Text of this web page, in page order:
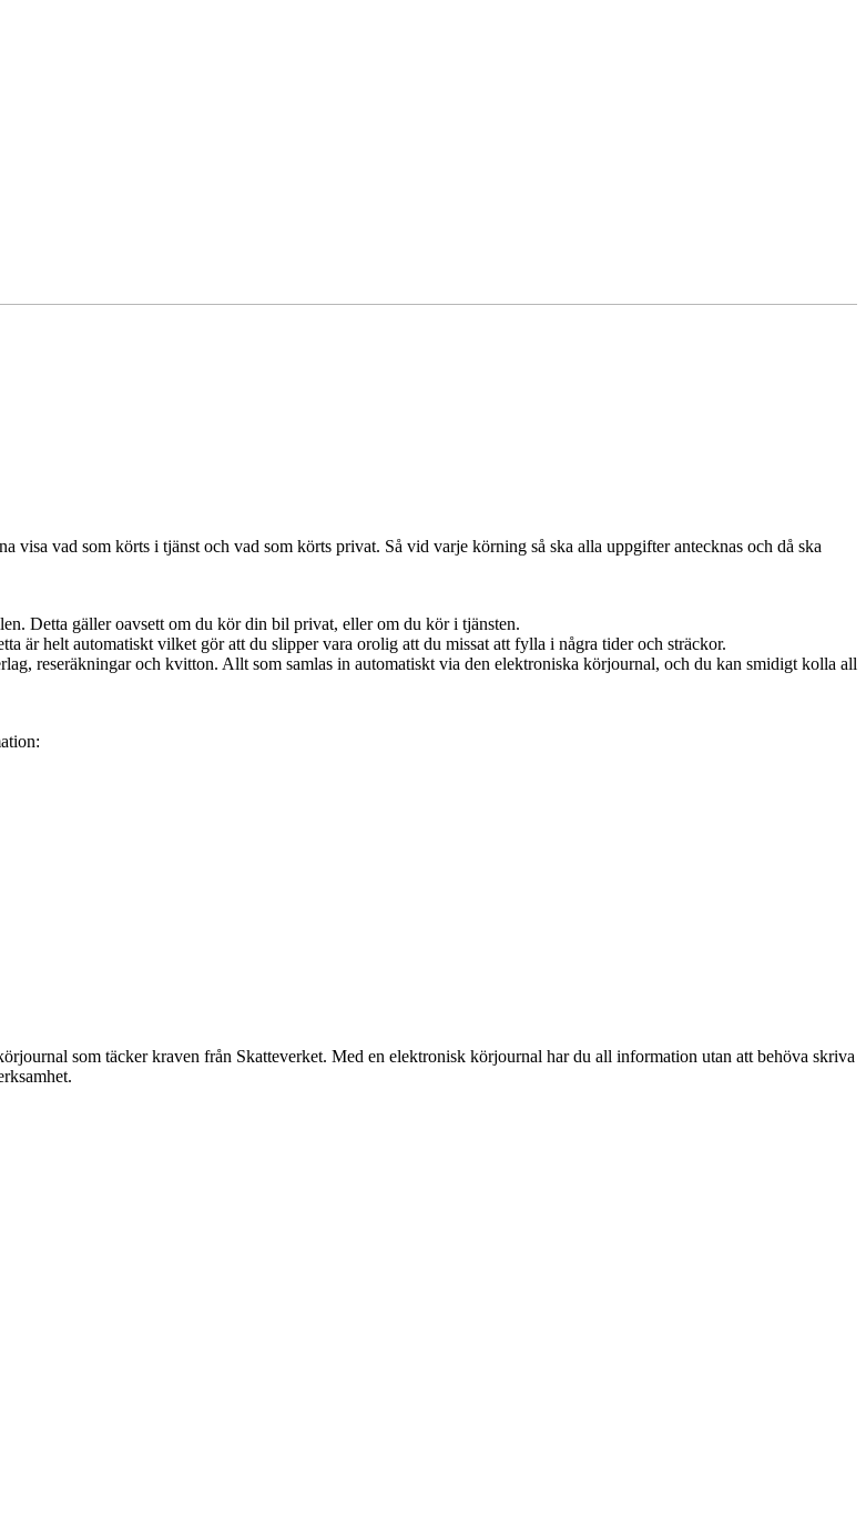
vad som körts i tjänst och vad som körts privat. Så vid varje körning så ska alla uppgifter antecknas och då ska
Detta gäller oavsett om du kör din bil privat, eller om du kör i tjänsten.
är helt automatiskt vilket gör att du slipper vara orolig att du missat att fylla i några tider och sträckor.
reseräkningar och kvitton. Allt som samlas in automatiskt via den elektroniska körjournal, och du kan smidigt kolla all
som täcker kraven från Skatteverket. Med en elektronisk körjournal har du all information utan att behöva skriva